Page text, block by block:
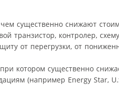
существенно снижают
транзистор, контролер,
от перегрузки, от
котором существенно
(например Energy Star,